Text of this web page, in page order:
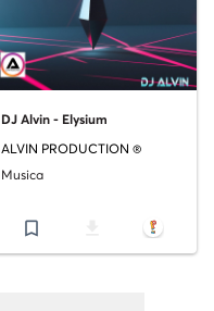
DJ Alvin - Elysium
ALVIN PRODUCTION ®
Musica
bookmark_border